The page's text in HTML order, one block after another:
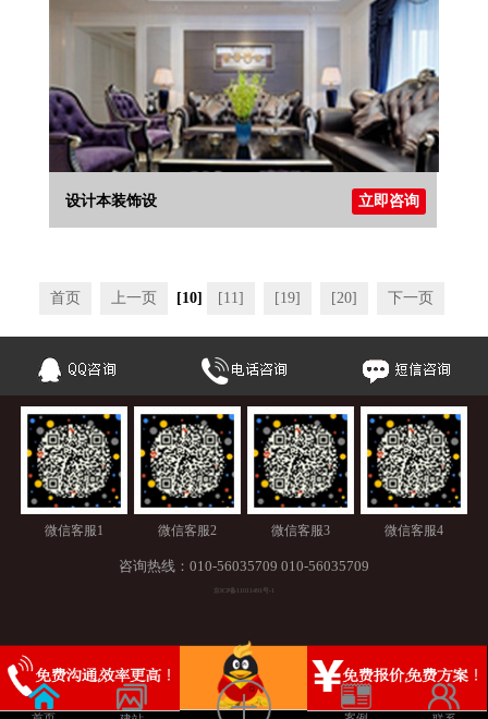
设计本装饰设 立即咨询
首页 上一页 [10] [11] [19] [20] 下一页
微信客服1 微信客服2 微信客服3 微信客服4
咨询热线： 010-56035709 010-56035709
京ICP备11011491号-1